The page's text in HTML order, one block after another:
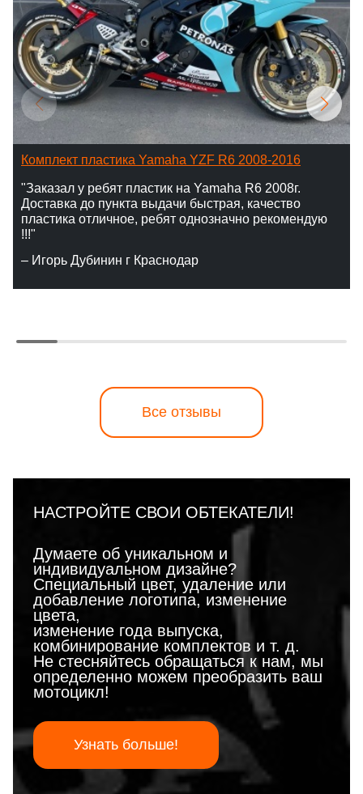
Комплект пластика Yamaha YZF R6 2008-2016
"Заказал у ребят пластик на Yamaha R6 2008г.
Доставка до пункта выдачи быстрая, качество
пластика отличное, ребят однозначно рекомендую
!!!"
– Игорь Дубинин г Краснодар
Все отзывы
НАСТРОЙТЕ СВОИ ОБТЕКАТЕЛИ!
Думаете об уникальном и
индивидуальном дизайне?
Специальный цвет, удаление или
добавление логотипа, изменение
цвета,
изменение года выпуска,
комбинирование комплектов и т. д.
Не стесняйтесь обращаться к нам, мы
определенно можем преобразить ваш
мотоцикл!
Узнать больше!